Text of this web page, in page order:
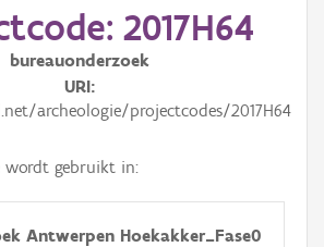
2017H64
bureauonderzoek
URI
archeologie/projectcodes/2017H64
wordt gebruikt in:
Antwerpen Hoekakker_Fase0